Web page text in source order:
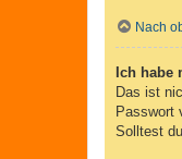
Nach
Ich habe
Das ist
Passwort
Solltest